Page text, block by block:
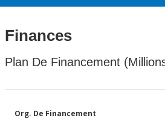
Finances
Plan De Financement
Org. De Financement